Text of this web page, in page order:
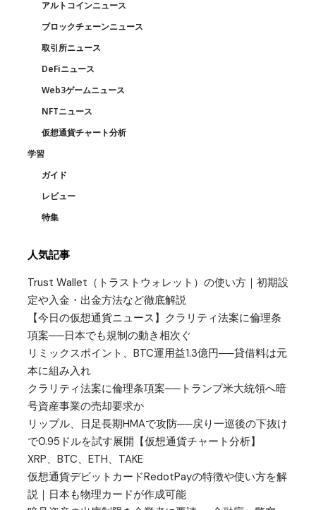
アルトコインニュース
ブロックチェーンニュース
取引所ニュース
DeFiニュース
Web3ゲームニュース
NFTニュース
仮想通貨チャート分析
学習
ガイド
レビュー
特集
人気記事
Trust Wallet（トラストウォレット）の使い方｜初期設
定や入金・出金方法など徹底解説
【今日の仮想通貨ニュース】クラリティ法案に倫理条
項案──日本でも規制の動き相次ぐ
リミックスポイント、BTC運用益1.3億円──貸借料は元
本に組み入れ
クラリティ法案に倫理条項案──トランプ米大統領へ暗
号資産事業の売却要求か
リップル、日足長期HMAで攻防──戻り一巡後の下抜け
で0.95ドルを試す展開【仮想通貨チャート分析】
XRP、BTC、ETH、TAKE
仮想通貨デビットカードRedotPayの特徴や使い方を解
説｜日本も物理カードが作成可能